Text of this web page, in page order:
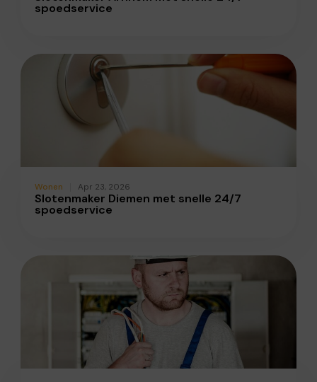
spoedservice
Wonen Apr 23, 2026
Slotenmaker Diemen met snelle 24/7
spoedservice